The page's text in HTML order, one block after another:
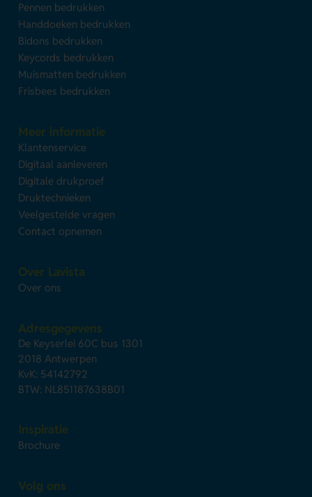
Pennen bedrukken
Handdoeken bedrukken
Bidons bedrukken
Keycords bedrukken
Muismatten bedrukken
Frisbees bedrukken
Meer informatie
Klantenservice
Digitaal aanleveren
Digitale drukproef
Druktechnieken
Veelgestelde vragen
Contact opnemen
Over Lavista
Over ons
Adresgegevens
De Keyserlei 60C bus 1301
2018 Antwerpen
KvK: 54142792
BTW: NL851187638B01
Inspiratie
Brochure
Volg ons